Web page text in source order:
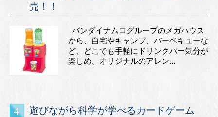
売！！
バンダイナムコグループのメガハウス
から、自宅やキャンプ、バーベキューな
ど、どこでも手軽にドリンクバー気分が
楽しめ、オリジナルのアレン...
遊びながら科学が学べるカードゲーム